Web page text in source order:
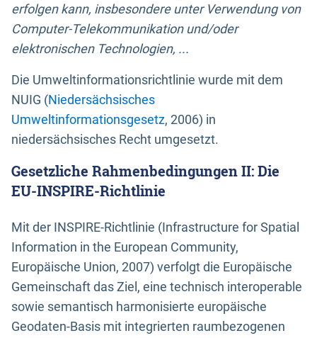
erfolgen kann, insbesondere unter Verwendung von
Computer-Telekommunikation und/oder
elektronischen Technologien, ...
Die Umweltinformationsrichtlinie wurde mit dem
NUIG (Niedersächsisches
Umweltinformationsgesetz, 2006) in
niedersächsisches Recht umgesetzt.
Gesetzliche Rahmenbedingungen II: Die
EU-INSPIRE-Richtlinie
Mit der INSPIRE-Richtlinie (Infrastructure for Spatial
Information in the European Community,
Europäische Union, 2007) verfolgt die Europäische
Gemeinschaft das Ziel, eine technisch interoperable
sowie semantisch harmonisierte europäische
Geodaten-Basis mit integrierten raumbezogenen